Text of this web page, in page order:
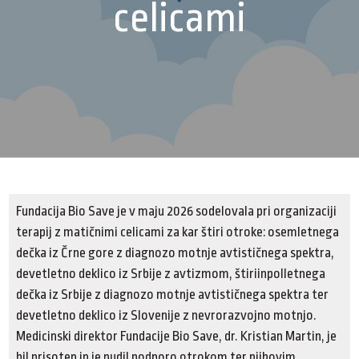
celicami
Fundacija Bio Save je v maju 2026 sodelovala pri organizaciji
terapij z matičnimi celicami za kar štiri otroke: osemletnega
dečka iz Črne gore z diagnozo motnje avtističnega spektra,
devetletno deklico iz Srbije z avtizmom, štiriinpolletnega
dečka iz Srbije z diagnozo motnje avtističnega spektra ter
devetletno deklico iz Slovenije z nevrorazvojno motnjo.
Medicinski direktor Fundacije Bio Save, dr. Kristian Martin, je